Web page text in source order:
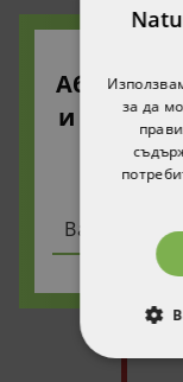
и ще за да